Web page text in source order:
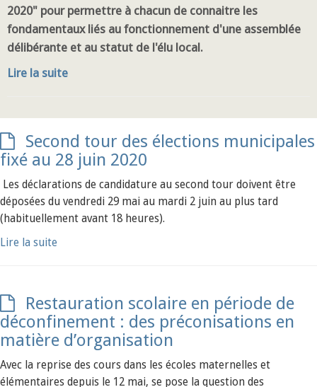
2020" pour permettre à chacun de connaitre les
fondamentaux liés au fonctionnement d'une assemblée
délibérante et au statut de l'élu local.
Lire la suite
Second tour des élections municipales
fixé au 28 juin 2020
Les déclarations de candidature au second tour doivent être
déposées du vendredi 29 mai au mardi 2 juin au plus tard
(habituellement avant 18 heures).
Lire la suite
Restauration scolaire en période de
déconfinement : des préconisations en
matière d’organisation
Avec la reprise des cours dans les écoles maternelles et
élémentaires depuis le 12 mai, se pose la question des